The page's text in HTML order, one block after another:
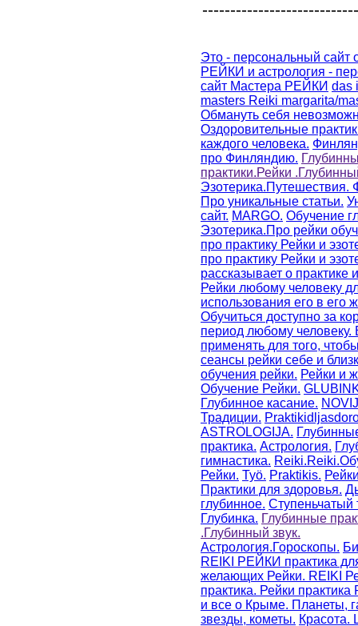
Это - персональный сайт
РЕЙКИ и астрология -
сайт Мастера РЕЙКИ das
masters Reiki margarita/
Обмануть себя
Оздоровительные
каждого человека.
про Финляндию.
практики.Рейки
Эзотерика.Путешествия.
Про уникальные статьи.
сайт. MARGO. Обучение
Эзотерика.Про рейки
про практику Рейки и
про практику Рейки и
рассказывает о практике
Рейки любому человеку
использования его в его
Обучиться доступно за
период любому человеку.
применять для того,
сеансы рейки себе и
обучения рейки. Рейки и
Обучение Рейки.
Глубинное касание.
Традиции.
ASTROLOGIJA.
практика. Астрология.
гимнастика.
Рейки. Työ. Praktikis.
Практики для здоровья.
глубинное. Ступеньчатый
Глубинка. Глубинные
.Глубинный звук.
Астрология.Гороскопы.
REIKI РЕЙКИ практика
желающих Рейки. REIKI
практика. Рейки практика
и все о Крыме. Планеты,
звезды, кометы. Красота.